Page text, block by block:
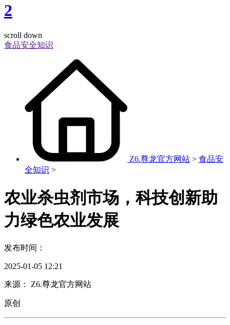
2
scroll down
食品安全知识
Z6.尊龙官方网站 > 食品安
全知识 >
农业杀虫剂市场，科技创新助
力绿色农业发展
发布时间：
2025-01-05 12:21
来源： Z6.尊龙官方网站
原创